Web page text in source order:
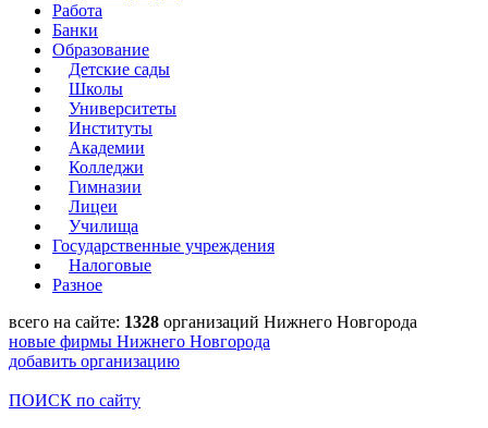
Работа
Банки
Образование
Детские сады
Школы
Университеты
Институты
Академии
Колледжи
Гимназии
Лицеи
Училища
Государственные учреждения
Налоговые
Разное
всего на сайте: 1328 организаций Нижнего Новгорода
новые фирмы Нижнего Новгорода
добавить организацию
ПОИСК по сайту